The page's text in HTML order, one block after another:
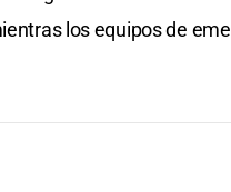
los equipos de